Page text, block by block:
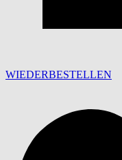
WIEDERBESTELLEN